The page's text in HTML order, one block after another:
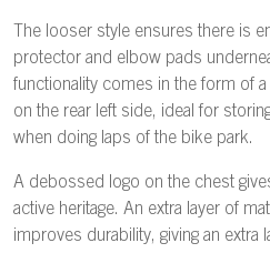
The looser style ensures there is
protector and elbow pads
functionality comes in the form of
on the rear left side, ideal for
when doing laps of the bike park.
A debossed logo on the chest
active heritage. An extra layer of
improves durability, giving an